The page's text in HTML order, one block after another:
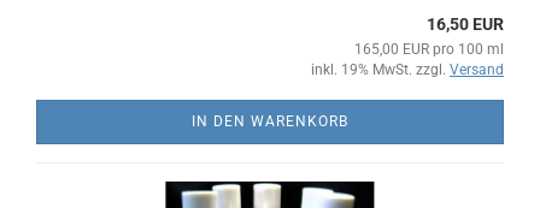
16,50 EUR
165,00 EUR pro 100 ml
inkl. 19% MwSt. zzgl. Versand
IN DEN WARENKORB